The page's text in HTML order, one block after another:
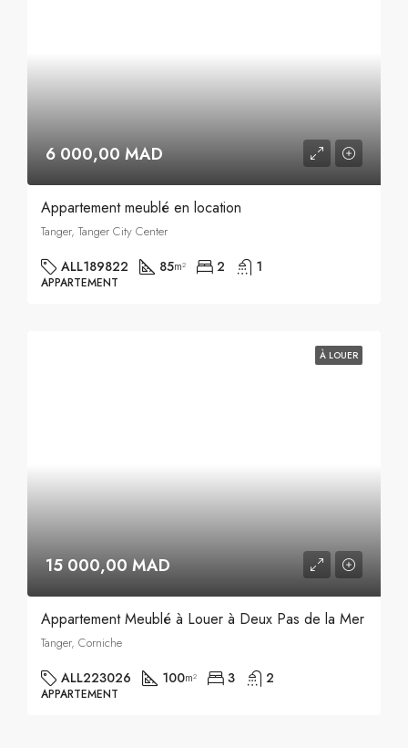
6 000,00 MAD
Appartement meublé en location
Tanger, Tanger City Center
ALL189822 85m² 2 1
APPARTEMENT
À LOUER
15 000,00 MAD
Appartement Meublé à Louer à Deux Pas de la Mer
Tanger, Corniche
ALL223026 100m² 3 2
APPARTEMENT